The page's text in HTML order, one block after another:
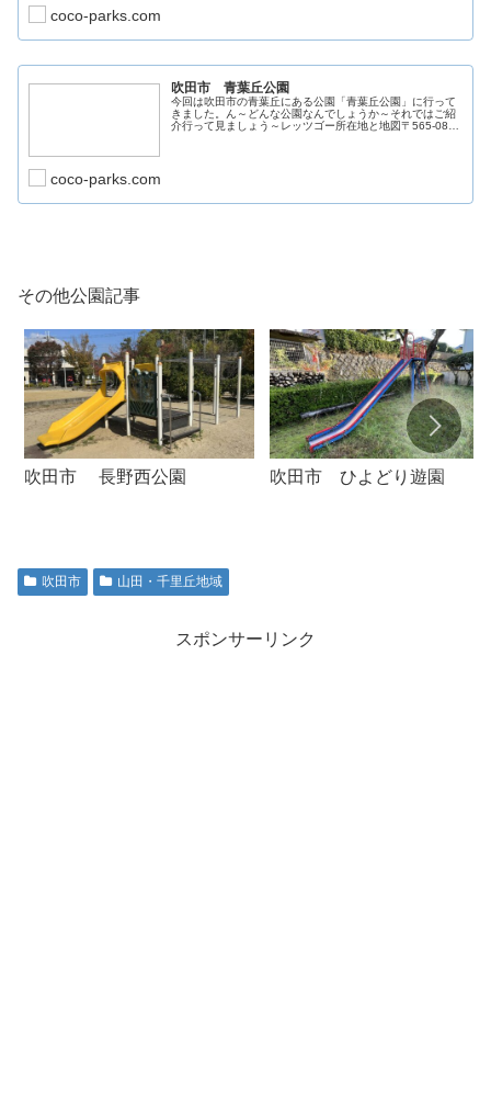
coco-parks.com
吹田市 青葉丘公園
今回は吹田市の青葉丘にある公園「青葉丘公園」に行って
きました。ん～どんな公園なんでしょうか～それではご紹
介行って見ましょう～レッツゴー所在地と地図〒565-0801
coco-parks.com
その他公園記事
吹田市 長野西公園 吹田市 ひよどり遊園
吹田市 山田・千里丘地域
スポンサーリンク